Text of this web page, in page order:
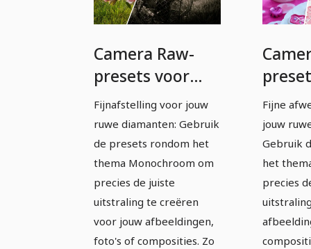
Camera Raw-
presets voor
fotografen en
beeldbewerkers:
monochroom.
Fijnafstelling voor jouw
ruwe diamanten: Gebruik
de presets rondom het
thema Monochroom om
precies de juiste
uitstraling te creëren
voor jouw afbeeldingen,
foto's of composities. Zo
Fijne
jouw
Gebruik
het
precies